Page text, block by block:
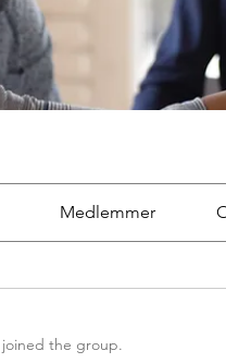
Medlemmer
joined the group.